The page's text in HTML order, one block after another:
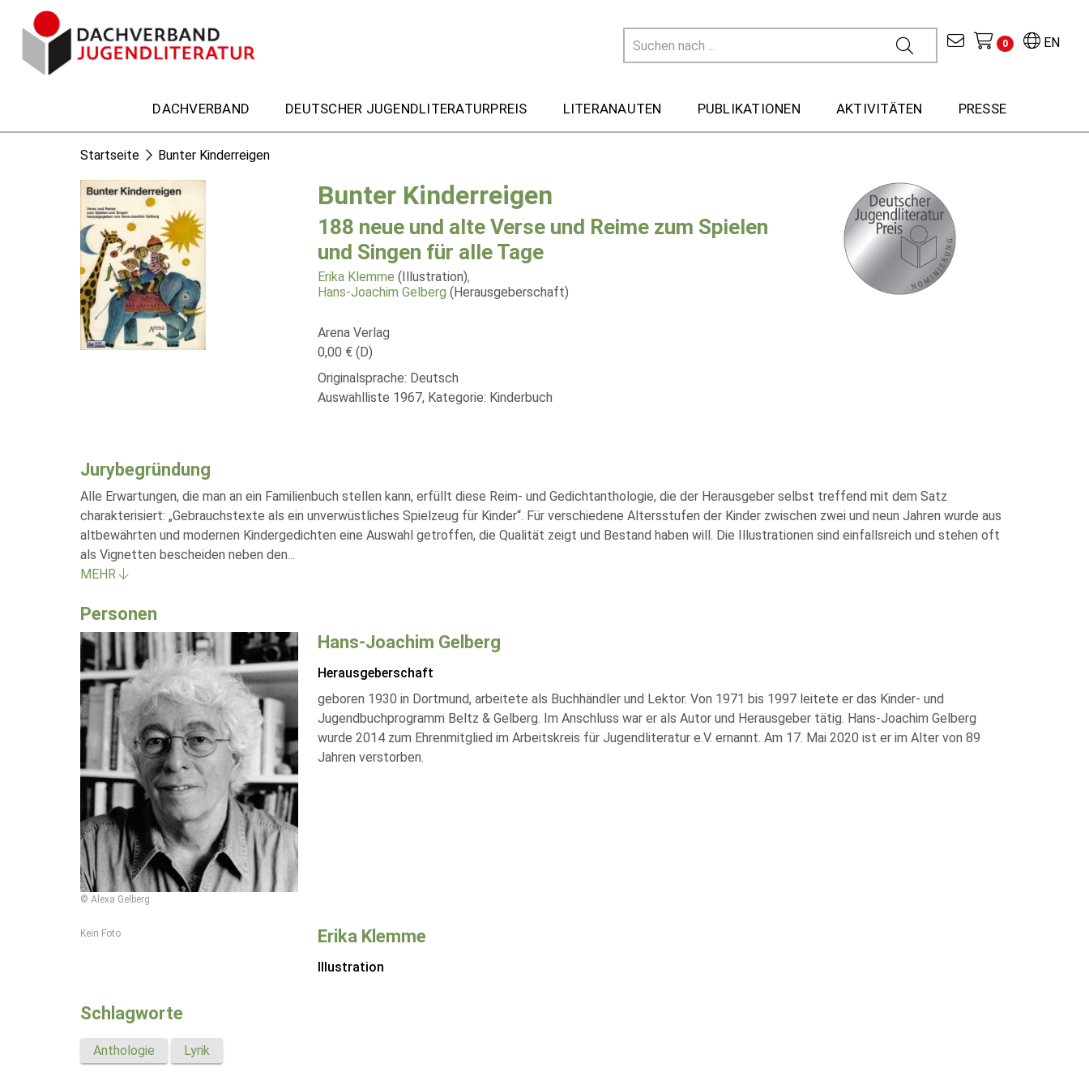
EN
0
DACHVERBAND DEUTSCHER JUGENDLITERATURPREIS LITERANAUTEN PUBLIKATIONEN AKTIVITÄTEN PRESSE
Startseite Bunter Kinderreigen
Bunter Kinderreigen
188 neue und alte Verse und Reime zum Spielen
und Singen für alle Tage
Erika Klemme (Illustration),
Hans-Joachim Gelberg (Herausgeberschaft)
Arena Verlag
0,00 € (D)
Originalsprache: Deutsch
Auswahlliste 1967, Kategorie: Kinderbuch
Jurybegründung
Alle Erwartungen, die man an ein Familienbuch stellen kann, erfüllt diese Reim- und Gedichtanthologie, die der Herausgeber selbst treffend mit dem Satz
charakterisiert: „Gebrauchstexte als ein unverwüstliches Spielzeug für Kinder“. Für verschiedene Altersstufen der Kinder zwischen zwei und neun Jahren wurde aus
altbewährten und modernen Kindergedichten eine Auswahl getroffen, die Qualität zeigt und Bestand haben will. Die Illustrationen sind einfallsreich und stehen oft
als Vignetten bescheiden neben den...
MEHR
Personen
© Alexa Gelberg
Hans-Joachim Gelberg
Herausgeberschaft
geboren 1930 in Dortmund, arbeitete als Buchhändler und Lektor. Von 1971 bis 1997 leitete er das Kinder- und
Jugendbuchprogramm Beltz & Gelberg. Im Anschluss war er als Autor und Herausgeber tätig. Hans-Joachim Gelberg
wurde 2014 zum Ehrenmitglied im Arbeitskreis für Jugendliteratur e.V. ernannt. Am 17. Mai 2020 ist er im Alter von 89
Jahren verstorben.
Kein Foto Erika Klemme
Illustration
Schlagworte
Anthologie Lyrik